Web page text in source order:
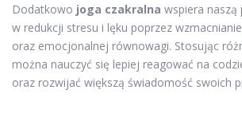
Dodatkowo joga czakralna wspiera naszą
w redukcji stresu i lęku poprzez
oraz emocjonalnej równowagi. Stosując
można nauczyć się lepiej reagować na
oraz rozwijać większą świadomość swoich